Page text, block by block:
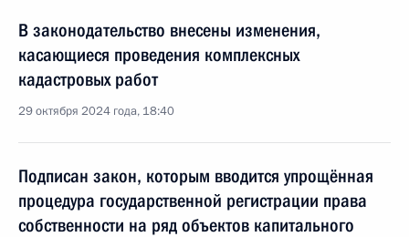
В законодательство внесены изменения,
касающиеся проведения комплексных
кадастровых работ
29 октября 2024 года, 18:40
Подписан закон, которым вводится упрощённая
процедура государственной регистрации права
собственности на ряд объектов капитального